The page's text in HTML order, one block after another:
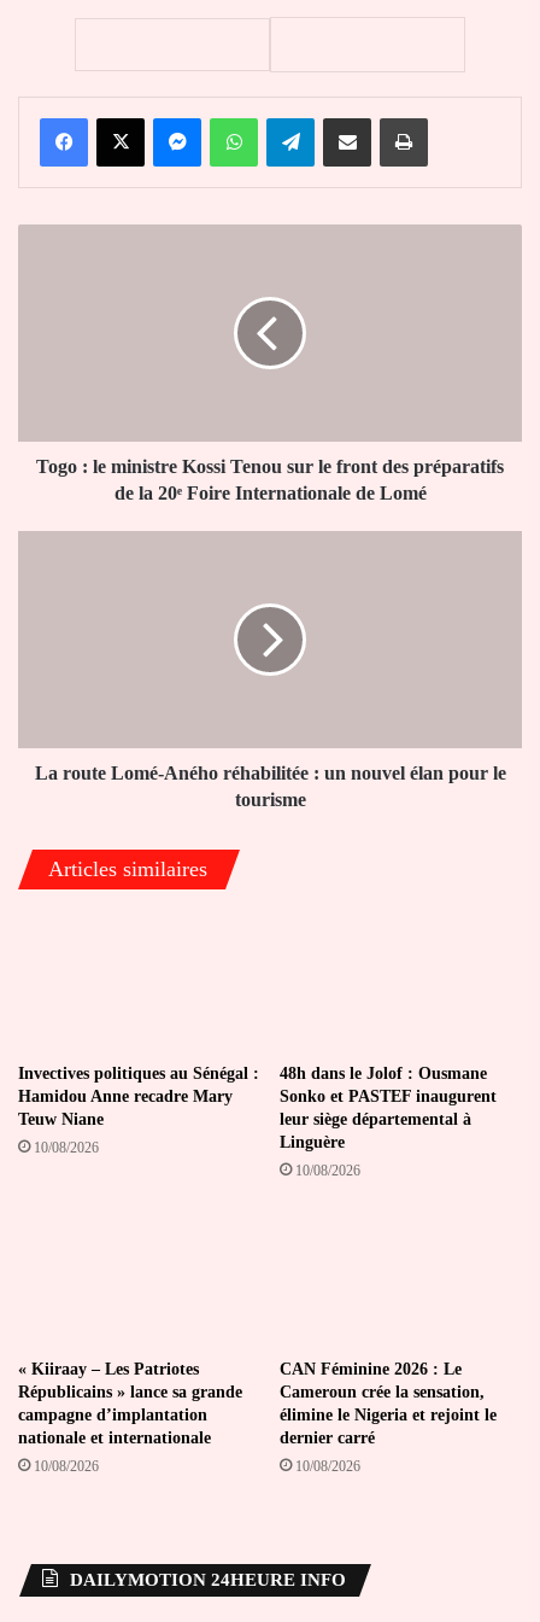
FacebookX MessengerWhatsAppTelegramPartager par email Imprimer
front
desTogo : le ministre Kossi Tenou sur le front des préparatifs
de la 20ᵉ Foire Internationale de Lomé
élan
pourLa route Lomé-Aného réhabilitée : un nouvel élan pour le
tourisme
Articles similaires
Invectives politiques au Sénégal :
Hamidou Anne recadre Mary
Teuw Niane
10/08/2026
48h dans le Jolof : Ousmane
Sonko et PASTEF inaugurent
leur siège départemental à
Linguère
10/08/2026
« Kiiraay – Les Patriotes
Républicains » lance sa grande
campagne d’implantation
nationale et internationale
10/08/2026
CAN Féminine 2026 : Le
Cameroun crée la sensation,
élimine le Nigeria et rejoint le
dernier carré
10/08/2026
DAILYMOTION 24HEURE INFO